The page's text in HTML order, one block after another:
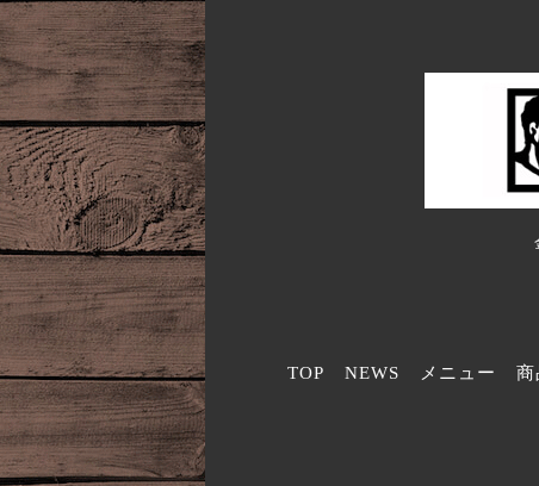
TOP NEWS メニュー 商